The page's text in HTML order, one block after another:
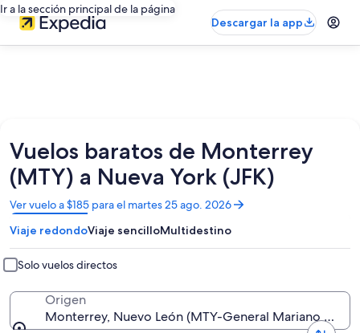
Ir a la sección principal de la página
Descargar la app
Vuelos baratos de Monterrey
(MTY) a Nueva York (JFK)
Ver vuelo a $185 para el martes 25 ago. 2026
Se
abrirá
en
una
nueva
ventana
Viaje redondoViaje sencilloMultidestino
Solo vuelos directos
Origen
Monterrey, Nuevo León (MTY-General Mariano